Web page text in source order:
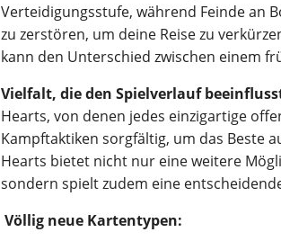
Verteidigungsstufe, während Feinde an
zu zerstören, um deine Reise zu
kann den Unterschied zwischen einem
Vielfalt, die den Spielverlauf
Hearts, von denen jedes einzigartige
Kampftaktiken sorgfältig, um das Beste
Hearts bietet nicht nur eine weitere
sondern spielt zudem eine
Völlig neue Kartentypen: